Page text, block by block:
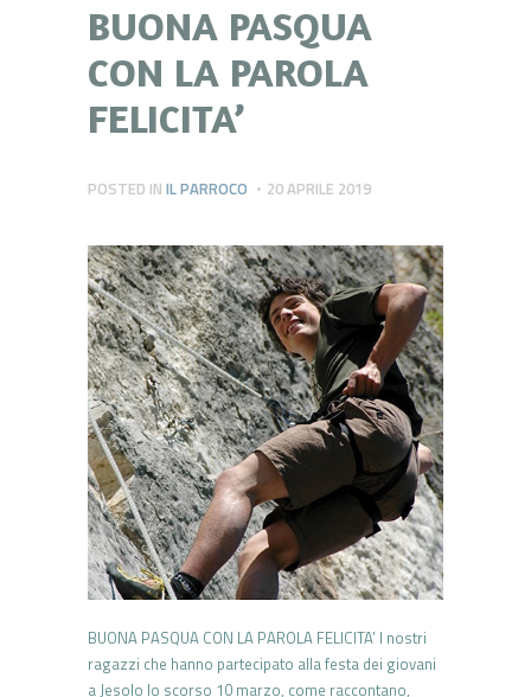
BUONA PASQUA
CON LA PAROLA
FELICITA’
POSTED IN IL PARROCO 20 APRILE 2019
BUONA PASQUA CON LA PAROLA FELICITA’ I nostri
ragazzi che hanno partecipato alla festa dei giovani
a Jesolo lo scorso 10 marzo, come raccontano,